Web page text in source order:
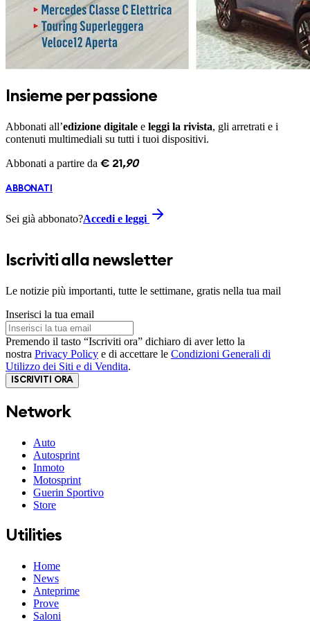
Insieme per passione
Abbonati all’edizione digitale e leggi la rivista, gli arretrati e i
contenuti multimediali su tutti i tuoi dispositivi.
Abbonati a partire da € 21 ,90
ABBONATI
Sei già abbonato?Accedi e leggi
Iscriviti alla newsletter
Le notizie più importanti, tutte le settimane, gratis nella tua mail
Inserisci la tua email
Premendo il tasto “Iscriviti ora” dichiaro di aver letto la
nostra Privacy Policy e di accettare le Condizioni Generali di
Utilizzo dei Siti e di Vendita.
ISCRIVITI ORA
Network
Auto
Autosprint
Inmoto
Motosprint
Guerin Sportivo
Store
Utilities
Home
News
Anteprime
Prove
Saloni